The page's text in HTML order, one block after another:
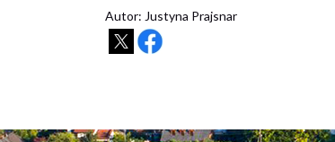
Autor: Justyna Prajsnar